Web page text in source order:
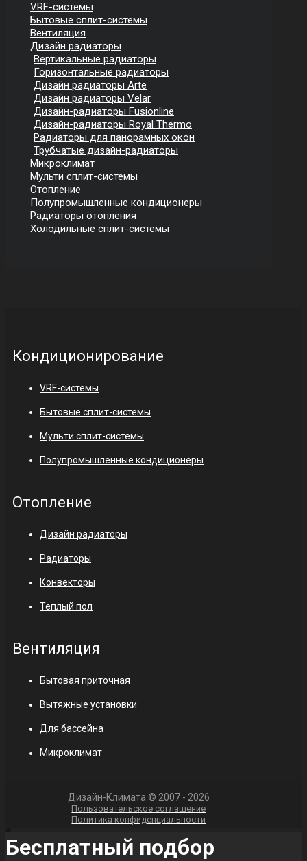
VRF-системы
Бытовые сплит-системы
Вентиляция
Дизайн радиаторы
Вертикальные радиаторы
Горизонтальные радиаторы
Дизайн радиаторы Arte
Дизайн радиаторы Velar
Дизайн-радиаторы Fusionline
Дизайн-радиаторы Royal Thermo
Радиаторы для панорамных окон
Трубчатые дизайн-радиаторы
Микроклимат
Мульти сплит-системы
Отопление
Полупромышленные кондиционеры
Радиаторы отопления
Холодильные сплит-системы
Кондиционирование
VRF-системы
Бытовые сплит-системы
Мульти сплит-системы
Полупромышленные кондиционеры
Отопление
Дизайн радиаторы
Радиаторы
Конвекторы
Теплый пол
Вентиляция
Бытовая приточная
Вытяжные установки
Для бассейна
Микроклимат
Дизайн-Климата © 2007 - 2026
Пользовательское соглашение
Политика конфиденциальности
Бесплатный подбор